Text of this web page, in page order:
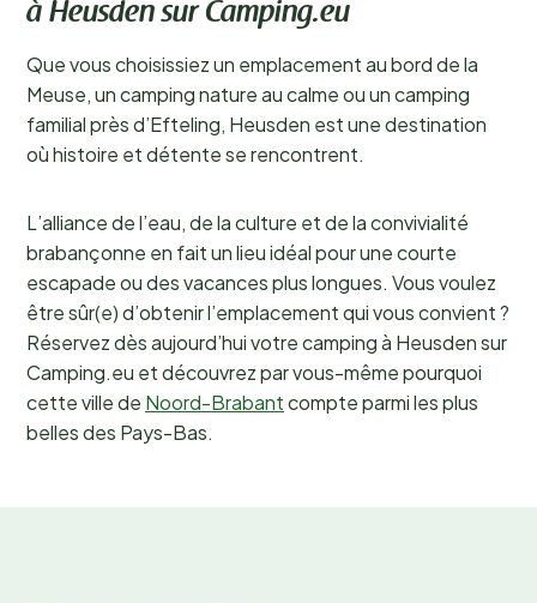
à Heusden sur Camping.eu
Que vous choisissiez un emplacement au bord de la
Meuse, un camping nature au calme ou un camping
familial près d’Efteling, Heusden est une destination
où histoire et détente se rencontrent.
L’alliance de l’eau, de la culture et de la convivialité
brabançonne en fait un lieu idéal pour une courte
escapade ou des vacances plus longues. Vous voulez
être sûr(e) d’obtenir l’emplacement qui vous convient ?
Réservez dès aujourd’hui votre camping à Heusden sur
Camping.eu et découvrez par vous-même pourquoi
cette ville de Noord-Brabantcompte parmi les plus
belles des Pays-Bas.